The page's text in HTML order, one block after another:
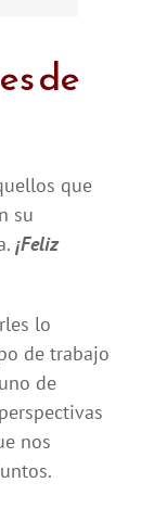
de
que
su
¡Feliz
lo
de trabajo
de
nos